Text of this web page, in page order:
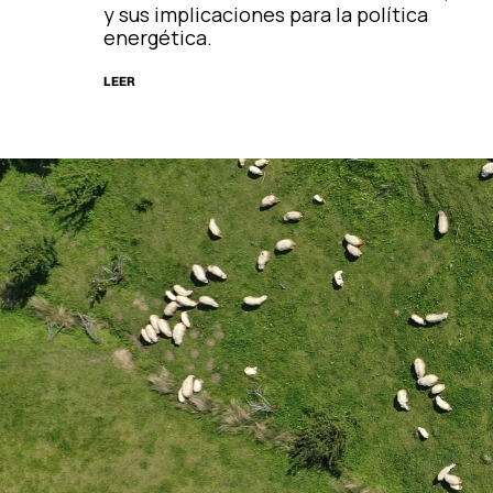
y sus implicaciones para la política
energética.
LEER